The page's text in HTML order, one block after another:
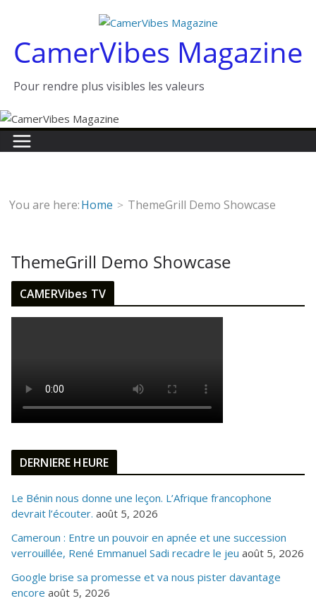
contenuCamerVibes Magazine
Pour rendre plus visibles les valeurs
You are here:Home ThemeGrill Demo Showcase
ThemeGrill Demo Showcase
CAMERVibes TV
DERNIERE HEURE
Le Bénin nous donne une leçon. L’Afrique francophone
devrait l’écouter. août 5, 2026
Cameroun : Entre un pouvoir en apnée et une succession
verrouillée, René Emmanuel Sadi recadre le jeu août 5, 2026
Google brise sa promesse et va nous pister davantage
encore août 5, 2026